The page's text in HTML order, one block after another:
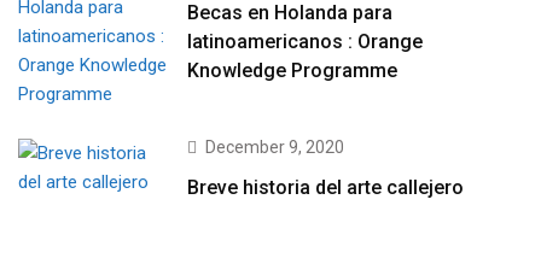
Becas en Holanda para
latinoamericanos : Orange
Knowledge Programme
December 9, 2020
Breve historia del arte callejero